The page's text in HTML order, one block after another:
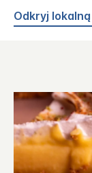
Odkryj